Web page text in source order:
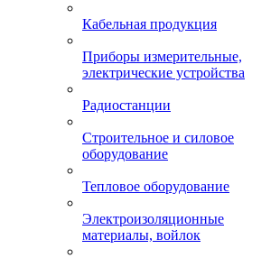
Кабельная продукция
Приборы измерительные,
электрические устройства
Радиостанции
Строительное и силовое
оборудование
Тепловое оборудование
Электроизоляционные
материалы, войлок